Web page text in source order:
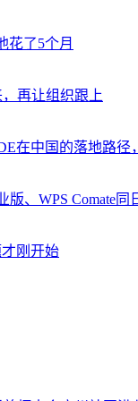
花了5个月
再让组织跟上
在中国的落地路径
、WPS Comate同
刚开始